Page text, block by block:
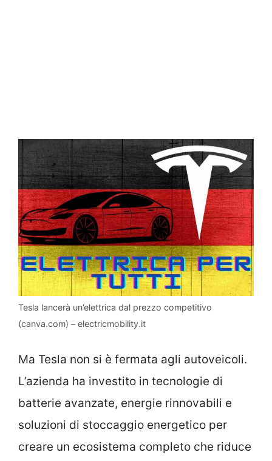
Tesla lancerà un’elettrica dal prezzo competitivo
(canva.com) – electricmobility.it
Ma Tesla non si è fermata agli autoveicoli.
L’azienda ha investito in tecnologie di
batterie avanzate, energie rinnovabili e
soluzioni di stoccaggio energetico per
creare un ecosistema completo che riduce